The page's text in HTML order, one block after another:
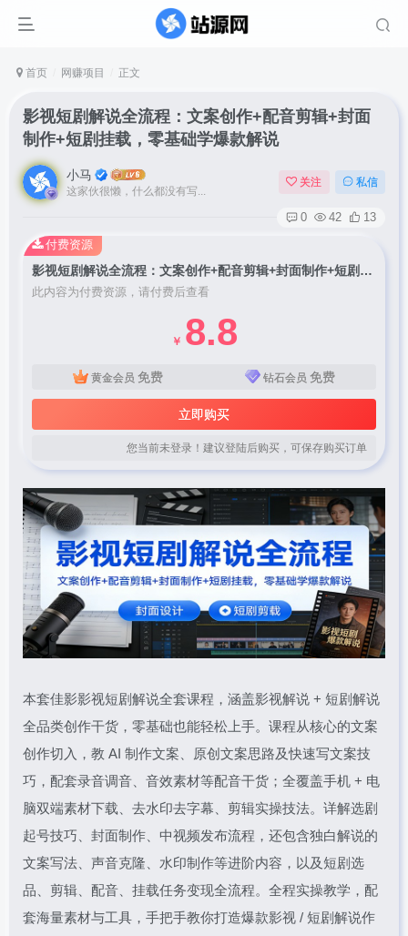
首页 网赚项目 正文
影视短剧解说全流程：文案创作+配音剪辑+封面
制作+短剧挂载，零基础学爆款解说
小马
这家伙很懒，什么都没有写...
关注 私信
0 42 13
影视短剧解说全流程：文案创作+配音剪辑+封面制作+短剧挂载，零基础学爆款解说
此内容为付费资源，请付费后查看
￥ 8.8
黄金会员 免费 钻石会员 免费
立即购买
您当前未登录！建议登陆后购买，可保存购买订单
付费资源
本套佳影影视短剧解说全套课程，涵盖影视解说 + 短剧解说
全品类创作干货，零基础也能轻松上手。课程从核心的文案
创作切入，教 AI 制作文案、原创文案思路及快速写文案技
巧，配套录音调音、音效素材等配音干货；全覆盖手机 + 电
脑双端素材下载、去水印去字幕、剪辑实操技法。详解选剧
起号技巧、封面制作、中视频发布流程，还包含独白解说的
文案写法、声音克隆、水印制作等进阶内容，以及短剧选
品、剪辑、配音、挂载任务变现全流程。全程实操教学，配
套海量素材与工具，手把手教你打造爆款影视 / 短剧解说作